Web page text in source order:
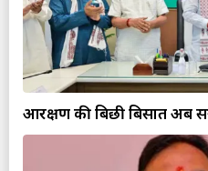
आरक्षण की बिछी बिसात अब